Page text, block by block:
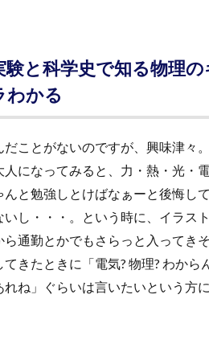
験と科学史で知る物理
わかる
だことがないのですが、興味津々
人になってみると、力・熱・光・
んと勉強しとけばなぁーと後悔し
いし・・・。という時に、イラス
ら通勤とかでもさらっと入ってき
きたときに「電気? 物理? わから
ね」ぐらいは言いたいという方